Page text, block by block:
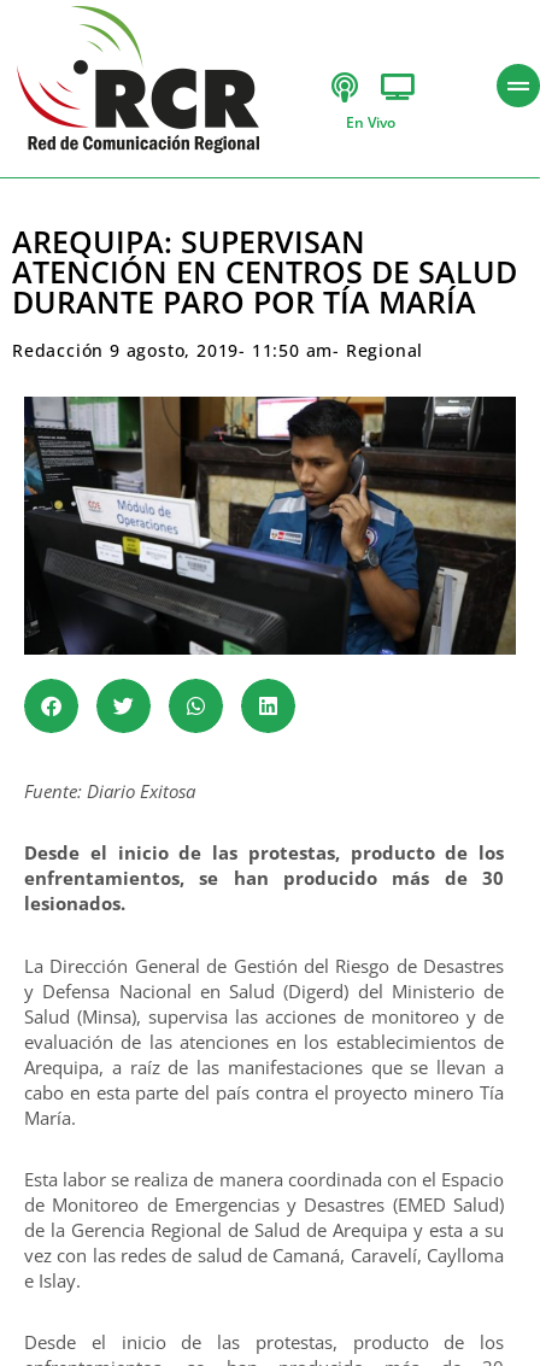
En Vivo
AREQUIPA: SUPERVISAN
ATENCIÓN EN CENTROS DE SALUD
DURANTE PARO POR TÍA MARÍA
Redacción 9 agosto, 2019- 11:50 am- Regional
Fuente: Diario Exitosa
Desde el inicio de las protestas, producto de los
enfrentamientos, se han producido más de 30
lesionados.
La Dirección General de Gestión del Riesgo de Desastres
y Defensa Nacional en Salud (Digerd) del Ministerio de
Salud (Minsa), supervisa las acciones de monitoreo y de
evaluación de las atenciones en los establecimientos de
Arequipa, a raíz de las manifestaciones que se llevan a
cabo en esta parte del país contra el proyecto minero Tía
María.
Esta labor se realiza de manera coordinada con el Espacio
de Monitoreo de Emergencias y Desastres (EMED Salud)
de la Gerencia Regional de Salud de Arequipa y esta a su
vez con las redes de salud de Camaná, Caravelí, Caylloma
e Islay.
Desde el inicio de las protestas, producto de los